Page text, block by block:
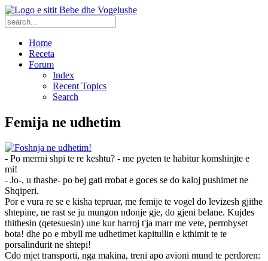
Home
Receta
Forum
Index
Recent Topics
Search
Femija ne udhetim
- Po merrni shpi te re keshtu? - me pyeten te habitur komshinjte e
mi!
- Jo-, u thashe- po bej gati rrobat e goces se do kaloj pushimet ne
Shqiperi.
Por e vura re se e kisha tepruar, me femije te vogel do levizesh gjithe
shtepine, ne rast se ju mungon ndonje gje, do gjeni belane. Kujdes
thithesin (qetesuesin) une kur harroj t'ja marr me vete, permbyset
bota! dhe po e mbyll me udhetimet kapitullin e kthimit te te
porsalindurit ne shtepi!
Cdo mjet transporti, nga makina, treni apo avioni mund te perdoren: